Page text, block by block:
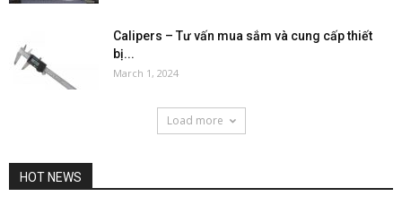
Calipers – Tư vấn mua sắm và cung cấp thiết
bị...
March 1, 2024
Load more
HOT NEWS